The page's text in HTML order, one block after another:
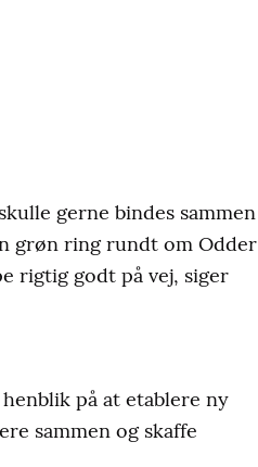
gerne bindes sammen
grøn ring rundt om Odder
rigtig godt på vej, siger
på at etablere ny
sammen og skaffe